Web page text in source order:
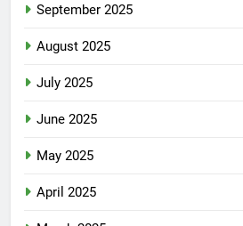
September 2025
August 2025
July 2025
June 2025
May 2025
April 2025